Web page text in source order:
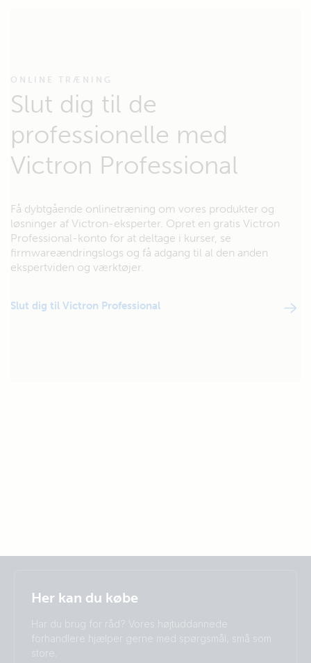
ONLINE TRÆNING
Slut dig til de
professionelle med
Victron Professional
Få dybtgående onlinetræning om vores produkter og
løsninger af Victron-eksperter. Opret en gratis Victron
Professional-konto for at deltage i kurser, se
firmwareændringslogs og få adgang til al den anden
ekspertviden og værktøjer.
Slut dig til Victron Professional
Dansk
Change language
Čeština
Dansk
Her kan du købe
Har du brug for råd? Vores højtuddannede
forhandlere hjælper gerne med spørgsmål, små som
store.